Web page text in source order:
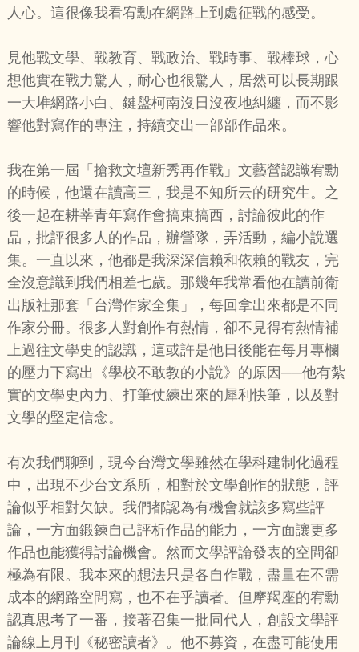
人心。這很像我看宥勳在網路上到處征戰的感受。
見他戰文學、戰教育、戰政治、戰時事、戰棒球，心
想他實在戰力驚人，耐心也很驚人，居然可以長期跟
一大堆網路小白、鍵盤柯南沒日沒夜地糾纏，而不影
響他對寫作的專注，持續交出一部部作品來。
我在第一屆「搶救文壇新秀再作戰」文藝營認識宥勳
的時候，他還在讀高三，我是不知所云的研究生。之
後一起在耕莘青年寫作會搞東搞西，討論彼此的作
品，批評很多人的作品，辦營隊，弄活動，編小說選
集。一直以來，他都是我深深信賴和依賴的戰友，完
全沒意識到我們相差七歲。那幾年我常看他在讀前衛
出版社那套「台灣作家全集」，每回拿出來都是不同
作家分冊。很多人對創作有熱情，卻不見得有熱情補
上過往文學史的認識，這或許是他日後能在每月專欄
的壓力下寫出《學校不敢教的小說》的原因──他有紮
實的文學史內力、打筆仗練出來的犀利快筆，以及對
文學的堅定信念。
有次我們聊到，現今台灣文學雖然在學科建制化過程
中，出現不少台文系所，相對於文學創作的狀態，評
論似乎相對欠缺。我們都認為有機會就該多寫些評
論，一方面鍛鍊自己評析作品的能力，一方面讓更多
作品也能獲得討論機會。然而文學評論發表的空間卻
極為有限。我本來的想法只是各自作戰，盡量在不需
成本的網路空間寫，也不在乎讀者。但摩羯座的宥勳
認真思考了一番，接著召集一批同代人，創設文學評
論線上月刊《秘密讀者》。他不募資，在盡可能使用